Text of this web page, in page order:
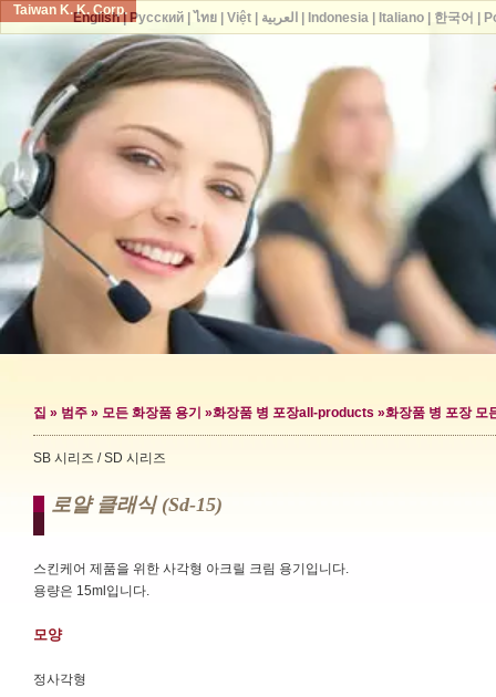
Taiwan K. K. Corp.
집 » 범주 » 모든 화장품 용기 »화장품 병 포장all-products »화장품 병 포장 모
SB 시리즈 / SD 시리즈
로얄 클래식 (sd-15)
스킨케어 제품을 위한 사각형 아크릴 크림 용기입니다.
용량은 15ml입니다.
모양
정사각형
English| Русский| ไทย| Việt| العربية Indonesia| Italiano| 한국어